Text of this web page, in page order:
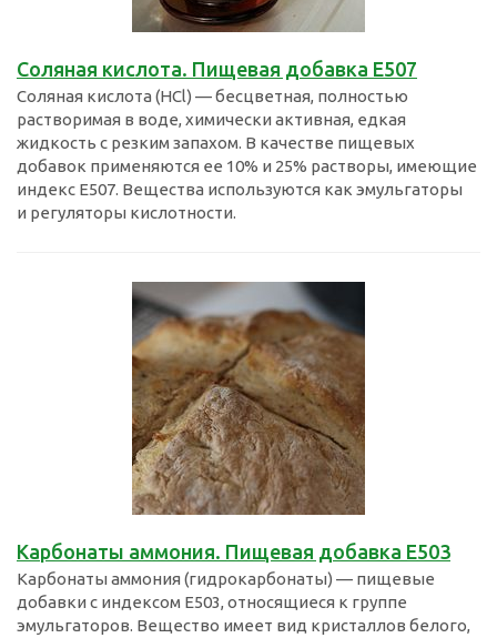
Соляная кислота. Пищевая добавка Е507
Соляная кислота (HCl) — бесцветная, полностью
растворимая в воде, химически активная, едкая
жидкость с резким запахом. В качестве пищевых
добавок применяются ее 10% и 25% растворы, имеющие
индекс E507. Вещества используются как эмульгаторы
и регуляторы кислотности.
Карбонаты аммония. Пищевая добавка Е503
Карбонаты аммония (гидрокарбонаты) — пищевые
добавки с индексом E503, относящиеся к группе
эмульгаторов. Вещество имеет вид кристаллов белого,